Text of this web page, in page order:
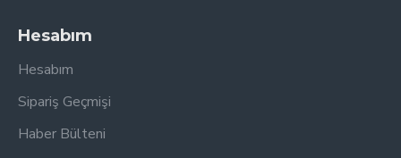
Hesabım
Hesabım
Sipariş Geçmişi
Haber Bülteni